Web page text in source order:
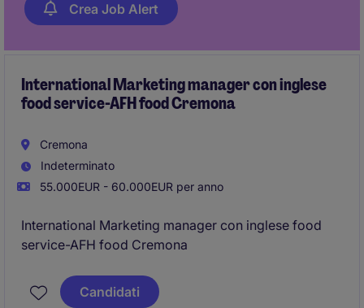
Crea Job Alert
International Marketing manager con inglese
food service-AFH food Cremona
Cremona
Indeterminato
55.000EUR - 60.000EUR per anno
International Marketing manager con inglese food
service-AFH food Cremona
Candidati